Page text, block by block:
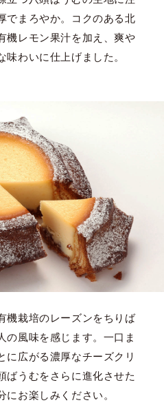
でまろやか。コクのある北
機レモン果汁を加え、爽や
わいに仕上げました。
機栽培のレーズンをちりば
の風味を感じます。一口ま
に広がる濃厚なチーズクリ
ばうむをさらに進化させた
お楽しみください。